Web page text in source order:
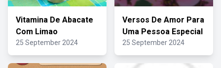
Vitamina De Abacate
Com Limao
25 September 2024
Versos De Amor Para
Uma Pessoa Especial
25 September 2024